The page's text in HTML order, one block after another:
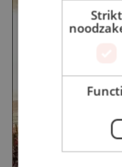
Strikt